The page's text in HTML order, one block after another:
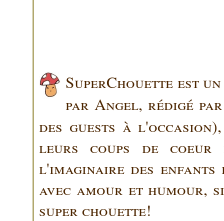
SuperChouette est
par Angel, rédigé
des guests à
leurs coups de
l'imaginaire des
avec amour et humour,
super chouette!